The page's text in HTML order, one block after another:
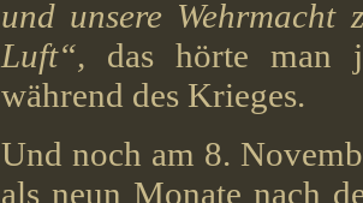
und unsere Wehrmacht
Luft“, das hörte man
während des Krieges.
Und noch am 8.
als neun Monate nach